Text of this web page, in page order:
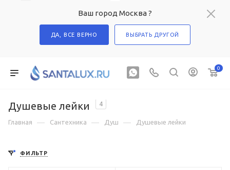
Ваш город Москва ?
ДА, ВСЕ ВЕРНО ВЫБРАТЬ ДРУГОЙ
0
Душевые лейки 4
Главная — Сантехника — Душ — Душевые лейки
ФИЛЬТР